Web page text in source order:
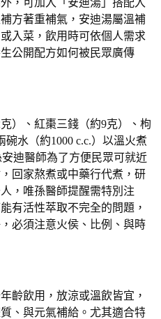
，可加入「安迪湯」搭配入
方著重補氣，安迪湯屬溫補
入菜，飲用時可依個人需求
公開配方如何被民眾廣傳
）、紅棗三錢（約9克）、枸
水（約1000 c.c.）以溫火煮
迪醫師為了方便民眾可就近
回家熬煮或中藥行代煮，研
，唯孫醫師提醒需特別注
有活性萃取不完全的問題，
必須注意火侯、比例、與時
齡飲用，放涼或溫飲皆宜，
、與元氣補給。尤其適合特